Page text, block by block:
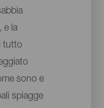
e la
tutto
sono e
spiagge